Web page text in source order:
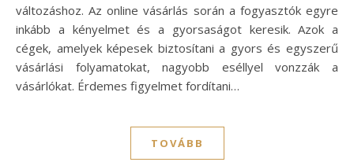
változáshoz. Az online vásárlás során a fogyasztók egyre
inkább a kényelmet és a gyorsaságot keresik. Azok a
cégek, amelyek képesek biztosítani a gyors és egyszerű
vásárlási folyamatokat, nagyobb eséllyel vonzzák a
vásárlókat. Érdemes figyelmet fordítani…
TOVÁBB